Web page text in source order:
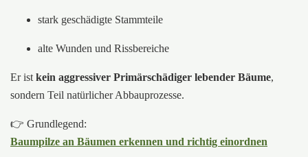
stark geschädigte Stammteile
alte Wunden und Rissbereiche
Er ist kein aggressiver Primärschädiger lebender Bäume,
sondern Teil natürlicher Abbauprozesse.
👉 Grundlegend:
Baumpilze an Bäumen erkennen und richtig einordnen